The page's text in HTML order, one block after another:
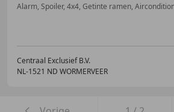
Centraal Exclusief B.V.
NL-1521 ND WORMERVEER